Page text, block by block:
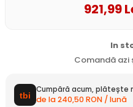
921,99
In
Comandă azi
Cumpără acum, plătește
de la 240,50 RON / lună